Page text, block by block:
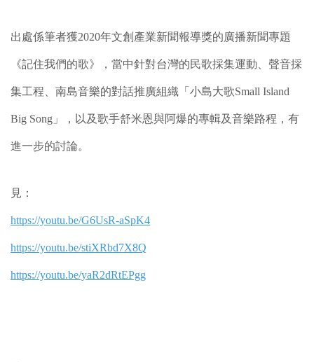
出處係筆者獲2020年文創產業新聞報導獎的廣播新聞專題
《記住我們的歌》，當中針對台灣的民歌採集運動、聲音採
集工程、南島音樂的對話推廣組織「小島大歌Small Island
Big Song」，以及歌手舒米恩與阿爆的專輯及音樂路程，有
進一步的討論。
見：
https://youtu.be/G6UsR-aSpK4
https://youtu.be/stiXRbd7X8Q
https://youtu.be/yaR2dRtEPgg